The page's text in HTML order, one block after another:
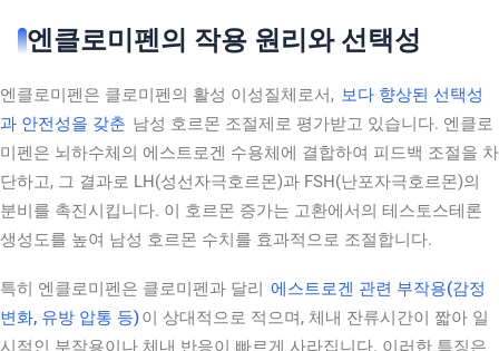
엔클로미펜의 작용 원리와 선택성
엔클로미펜은 클로미펜의 활성 이성질체로서, 보다 향상된 선택성
과 안전성을 갖춘 남성 호르몬 조절제로 평가받고 있습니다. 엔클로
미펜은 뇌하수체의 에스트로겐 수용체에 결합하여 피드백 조절을 차
단하고, 그 결과로 LH(성선자극호르몬)과 FSH(난포자극호르몬)의
분비를 촉진시킵니다. 이 호르몬 증가는 고환에서의 테스토스테론
생성도를 높여 남성 호르몬 수치를 효과적으로 조절합니다.
특히 엔클로미펜은 클로미펜과 달리 에스트로겐 관련 부작용(감정
변화, 유방 압통 등)이 상대적으로 적으며, 체내 잔류시간이 짧아 일
시적인 부작용이나 체내 반응이 빠르게 사라집니다. 이러한 특징은